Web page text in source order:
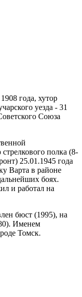
года, хутор
уезда - 31
Союза
полка (8-
25.01.1945 года
Варта в районе
боях.
и работал на
бюст (1995), на
Именем
Томск.